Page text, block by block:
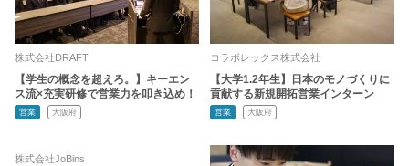
株式会社DRAFT
【学生の概念を超えろ。】キーエン
ス流×充実研修で営業力を叩き込め！
営業 大阪府
コラボレックス株式会社
【大学1.2年生】日本のモノづくりに
貢献する新規開拓営業インターン
営業 大阪府
株式会社JoBins